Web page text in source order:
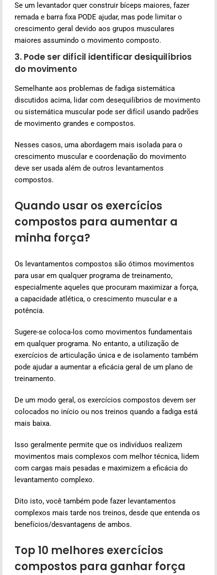
Se um levantador quer construir bíceps maiores, fazer
remada e barra fixa PODE ajudar, mas pode limitar o
crescimento geral devido aos grupos musculares
maiores assumindo o movimento composto.
3. Pode ser difícil identificar desiquilíbrios
do movimento
Semelhante aos problemas de fadiga sistemática
discutidos acima, lidar com desequilíbrios de movimento
ou sistemática muscular pode ser difícil usando padrões
de movimento grandes e compostos.
Nesses casos, uma abordagem mais isolada para o
crescimento muscular e coordenação do movimento
deve ser usada além de outros levantamentos
compostos.
Quando usar os exercícios
compostos para aumentar a
minha força?
Os levantamentos compostos são ótimos movimentos
para usar em qualquer programa de treinamento,
especialmente aqueles que procuram maximizar a força,
a capacidade atlética, o crescimento muscular e a
potência.
Sugere-se coloca-los como movimentos fundamentais
em qualquer programa. No entanto, a utilização de
exercícios de articulação única e de isolamento também
pode ajudar a aumentar a eficácia geral de um plano de
treinamento.
De um modo geral, os exercícios compostos devem ser
colocados no início ou nos treinos quando a fadiga está
mais baixa.
Isso geralmente permite que os indivíduos realizem
movimentos mais complexos com melhor técnica, lidem
com cargas mais pesadas e maximizem a eficácia do
levantamento complexo.
Dito isto, você também pode fazer levantamentos
complexos mais tarde nos treinos, desde que entenda os
benefícios/desvantagens de ambos.
Top 10 melhores exercícios
compostos para ganhar força